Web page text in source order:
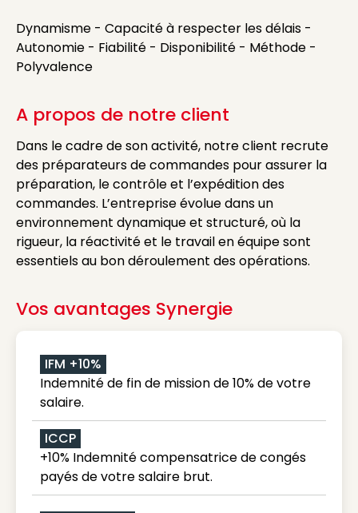
Dynamisme - Capacité à respecter les délais -
Autonomie - Fiabilité - Disponibilité - Méthode -
Polyvalence
A propos de notre client
Dans le cadre de son activité, notre client recrute
des préparateurs de commandes pour assurer la
préparation, le contrôle et l’expédition des
commandes. L’entreprise évolue dans un
environnement dynamique et structuré, où la
rigueur, la réactivité et le travail en équipe sont
essentiels au bon déroulement des opérations.
Vos avantages Synergie
IFM +10%
Indemnité de fin de mission de 10% de votre
salaire.
ICCP
+10% Indemnité compensatrice de congés
payés de votre salaire brut.